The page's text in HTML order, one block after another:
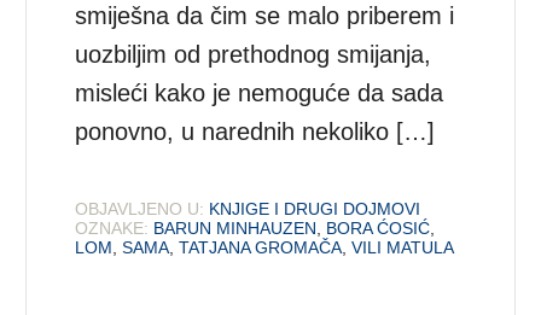
smiješna da čim se malo priberem i
uozbiljim od prethodnog smijanja,
misleći kako je nemoguće da sada
ponovno, u narednih nekoliko […]
OBJAVLJENO U: KNJIGE I DRUGI DOJMOVI
OZNAKE: BARUN MINHAUZEN BORA ĆOSIĆ
LOM ,SAMA ,TATJANA GROMAČA ,VILI MATULA